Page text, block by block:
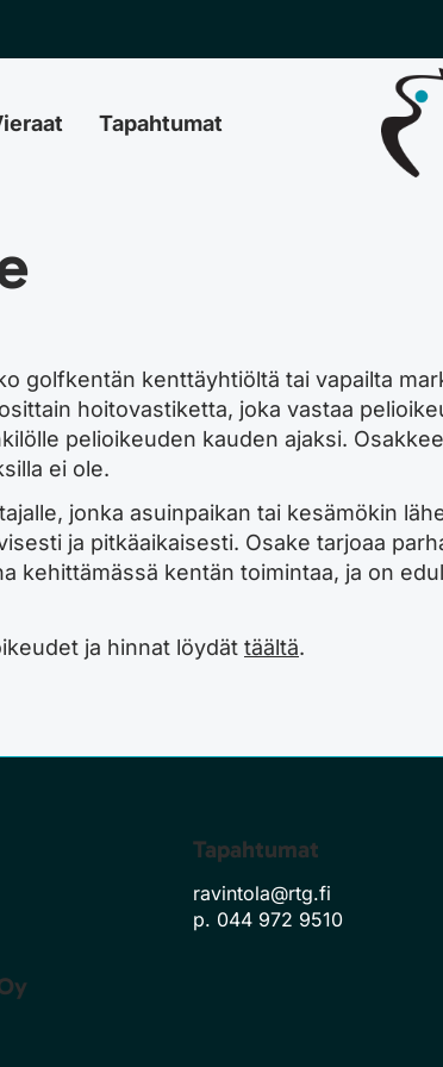
Tapahtumat
golfkentän kenttäyhtiöltä tai vapailta
hoitovastiketta, joka vastaa
pelioikeuden kauden ajaksi.
ei ole.
jonka asuinpaikan tai kesämökin
ja pitkäaikaisesti. Osake tarjoaa
kehittämässä kentän toimintaa, ja on
ja hinnat löydät täältä.
Tapahtumat
ravintola@rtg.fi
p. 044 972 9510